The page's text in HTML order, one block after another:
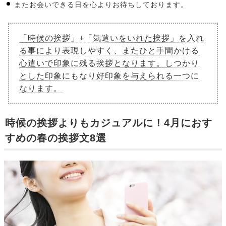
またお会いできる日を心よりお待ちしております。
「時候の挨拶」+「気遣いをいれた挨拶」を入れ
る事により表現しやすく、またひと手間かける
心遣いで印象に残る挨拶となります。しつかり
とした印象にもなり好印象を与えられる一つに
なります。
時候の挨拶よりもカジュアルに！4月におす
すめの春の挨拶文8選